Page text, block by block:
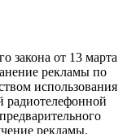
закона от 13 марта
рекламы по
использования
рекламы.